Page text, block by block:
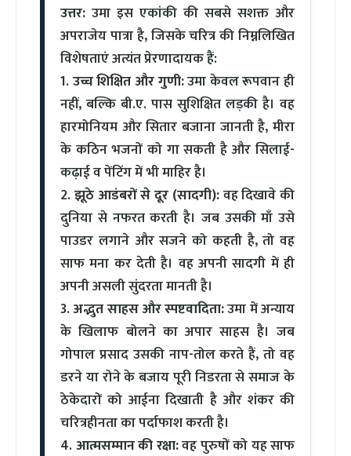
उत्तर: उमा इस एकांकी की सबसे सशक्त और
अपराजेय पात्रा है, जिसके चरित्र की निम्नलिखित
विशेषताएं अत्यंत प्रेरणादायक हैं:
1. उच्च शिक्षित और गुणी:उमा केवल रूपवान ही
नहीं, बल्कि बी.ए. पास सुशिक्षित लड़की है। वह
हारमोनियम और सितार बजाना जानती है, मीरा
के कठिन भजनों को गा सकती है और सिलाई-
कढ़ाई व पेंटिंग में भी माहिर है।
2. झूठे आडंबरों से दूर (सादगी):वह दिखावे की
दुनिया से नफरत करती है। जब उसकी माँ उसे
पाउडर लगाने और सजने को कहती है, तो वह
साफ मना कर देती है। वह अपनी सादगी में ही
अपनी असली सुंदरता मानती है।
3.अद्भुत साहस और स्पष्टवादिता:उमा में अन्याय
के खिलाफ बोलने का अपार साहस है। जब
गोपाल प्रसाद उसकी नाप-तोल करते हैं, तो वह
डरने या रोने के बजाय पूरी निडरता से समाज के
ठेकेदारों को आईना दिखाती है और शंकर की
चरित्रहीनता का पर्दाफाश करती है।
4. आत्मसम्मान की रक्षा:वह पुरुषों को यह साफ